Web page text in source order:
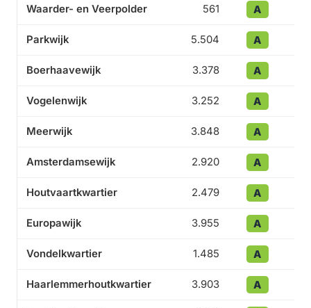
Waarder- en Veerpolder 561 A
Parkwijk 5.504 A
Boerhaavewijk 3.378 A
Vogelenwijk 3.252 A
Meerwijk 3.848 A
Amsterdamsewijk 2.920 A
Houtvaartkwartier 2.479 A
Europawijk 3.955 A
Vondelkwartier 1.485 A
Haarlemmerhoutkwartier 3.903 A